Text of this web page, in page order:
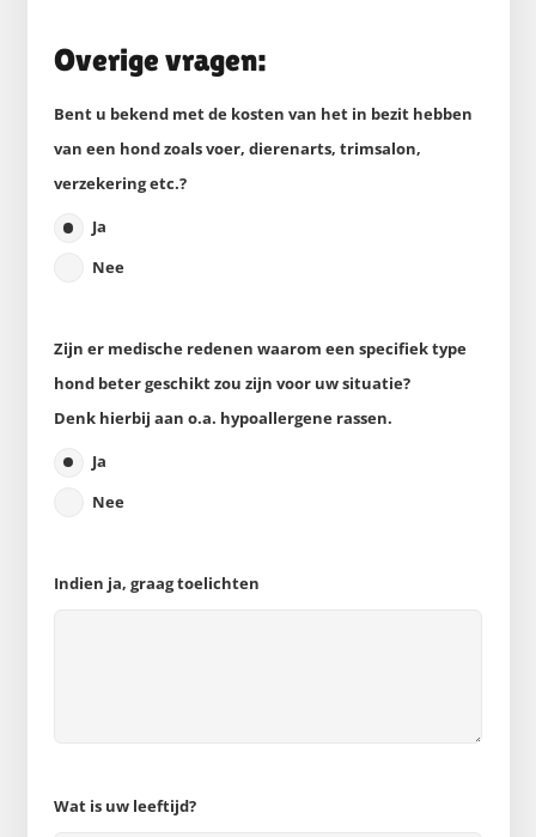
Overige vragen:
Bent u bekend met de kosten van het in bezit hebben
van een hond zoals voer, dierenarts, trimsalon,
verzekering etc.?
Ja
Nee
Zijn er medische redenen waarom een specifiek type
hond beter geschikt zou zijn voor uw situatie?
Denk hierbij aan o.a. hypoallergene rassen.
Ja
Nee
Indien ja, graag toelichten
Wat is uw leeftijd?